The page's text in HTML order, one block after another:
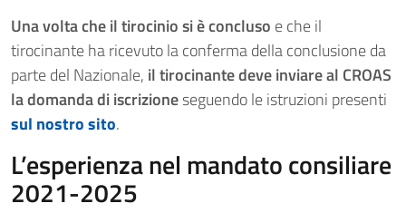
Una volta che il tirocinio si è concluso e che il
tirocinante ha ricevuto la conferma della conclusione da
parte del Nazionale, il tirocinante deve inviare al CROAS
la domanda di iscrizioneseguendo le istruzioni presenti
sul nostro sito.
L’esperienza nel mandato consiliare
2021-2025